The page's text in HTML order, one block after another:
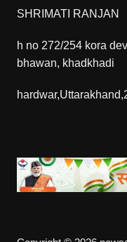
SHRIMATI RANJAN
h no 272/254 kora
bhawan, khadkhadi